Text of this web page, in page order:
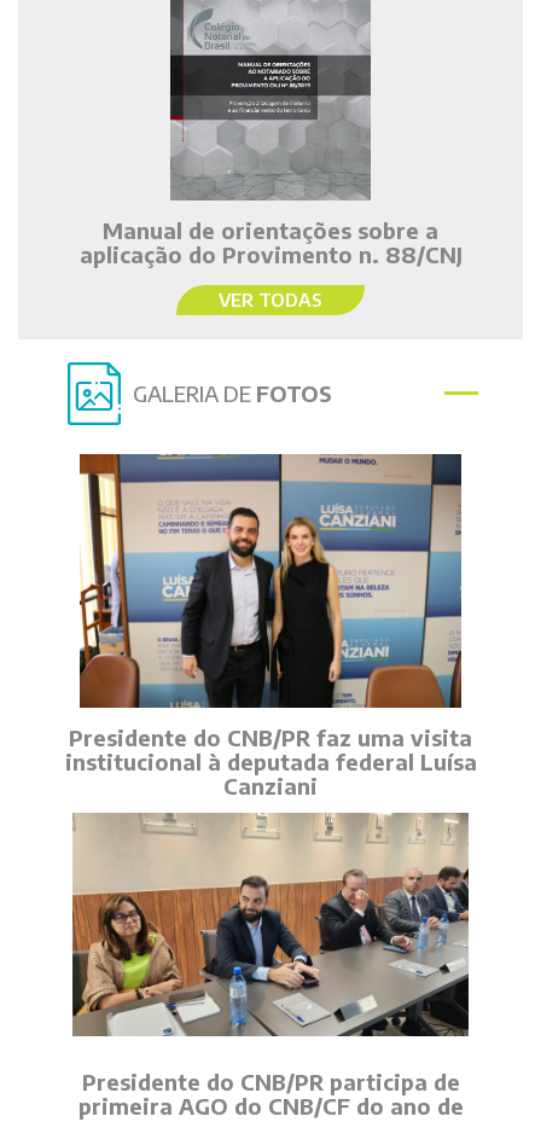
Manual de orientações sobre a
aplicação do Provimento n. 88/CNJ
VER TODAS
GALERIA DE FOTOS
Presidente do CNB/PR faz uma visita
institucional à deputada federal Luísa
Canziani
Presidente do CNB/PR participa de
primeira AGO do CNB/CF do ano de